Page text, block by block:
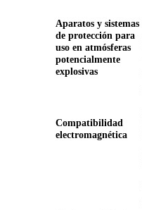
Aparatos y sistemas
de protección para
uso en atmósferas
potencialmente
explosivas
Compatibilidad
electromagnética